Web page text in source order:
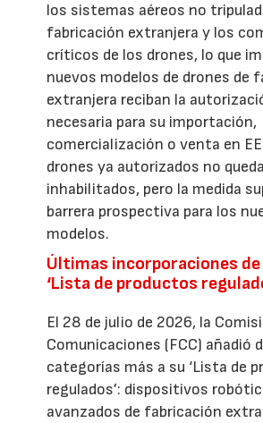
los sistemas aéreos no
fabricación extranjera y los
críticos de los drones, lo que
nuevos modelos de drones de
extranjera reciban la
necesaria para su importación,
comercialización o venta en
drones ya autorizados no
inhabilitados, pero la medida
barrera prospectiva para los
modelos.
Últimas incorporaciones de
‘Lista de productos
El 28 de julio de 2026, la
Comunicaciones (FCC) añadió
categorías más a su ‘Lista de
regulados’: dispositivos
avanzados de fabricación